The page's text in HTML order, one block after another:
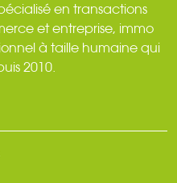
en transactions
et entreprise, immo
à taille humaine qui
2010.